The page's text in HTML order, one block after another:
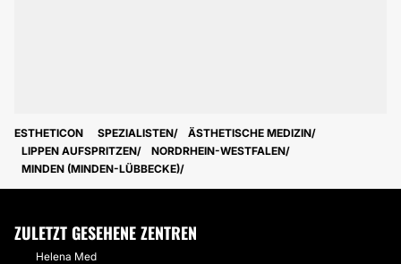
ESTHETICON SPEZIALISTEN
ÄSTHETISCHE MEDIZIN
LIPPEN AUFSPRITZEN
NORDRHEIN-WESTFALEN
MINDEN (MINDEN-LÜBBECKE)
ZULETZT GESEHENE ZENTREN
Helena Med